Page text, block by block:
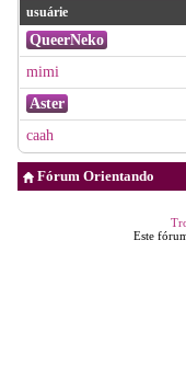
usuárie
QueerNeko
mimi
Aster
caah
Fórum Orientando
Este